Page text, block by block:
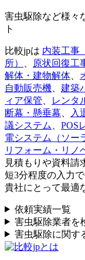
害虫駆除など様々
ト
比較jpは 内装工事
所）
原状回復工
解体・建物解体
自動販売機
建築
ィア保管
レンタ
断幕・懸垂幕
入
議システム
POS
電システム（ソー
リフォーム・リノ
見積もりや資料請
短3分程度の入力
貴社にとって最適
依頼実績一覧
害虫駆除業者を
害虫駆除に関す